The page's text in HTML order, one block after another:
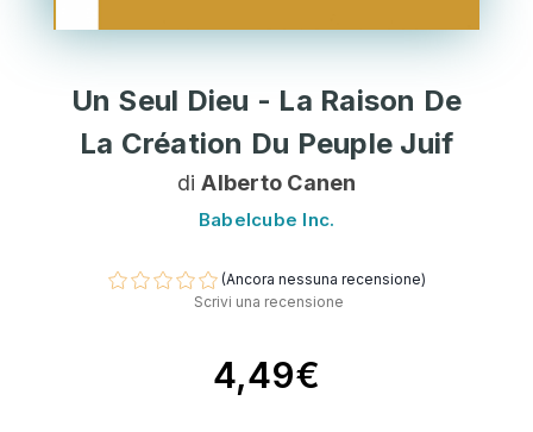
Un Seul Dieu - La Raison De
La Création Du Peuple Juif
diAlberto Canen
Babelcube Inc.
(Ancora nessuna recensione)
Scrivi una recensione
4,49€